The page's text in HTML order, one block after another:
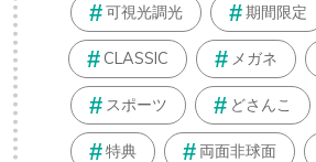
可視光調光 期間限定
CLASSIC メガネ
スポーツ どさんこ
特典 両面非球面